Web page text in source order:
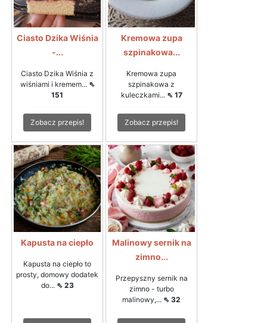
Ciasto Dzika Wiśnia
-...
Ciasto Dzika Wiśnia z
wiśniami i kremem... ⇖
151
Zobacz przepis!
Kremowa zupa
szpinakowa...
Kremowa zupa
szpinakowa z
kuleczkami... ⇖ 17
Zobacz przepis!
Kapusta na ciepło
Kapusta na ciepło to
prosty, domowy dodatek
do... ⇖ 23
Malinowy sernik na
zimno...
Przepyszny sernik na
zimno - turbo
malinowy,... ⇖ 32